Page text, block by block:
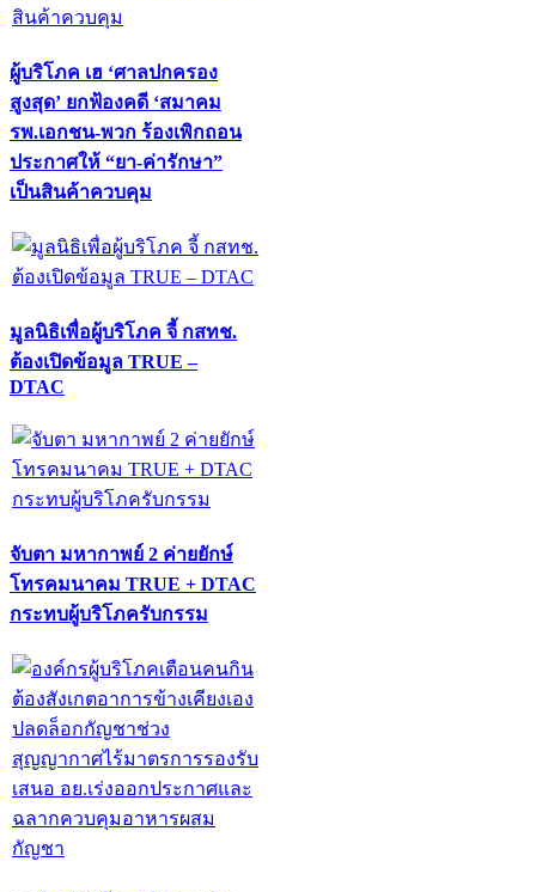
ผู้บริโภค เฮ ‘ศาลปกครอง
สูงสุด’ ยกฟ้องคดี ‘สมาคม
รพ.เอกชน-พวก ร้องเพิกถอน
ประกาศให้ “ยา-ค่ารักษา”
เป็นสินค้าควบคุม
มูลนิธิเพื่อผู้บริโภค จี้ กสทช.
ต้องเปิดข้อมูล TRUE –
DTAC
จับตา มหากาพย์ 2 ค่ายยักษ์
โทรคมนาคม TRUE + DTAC
กระทบผู้บริโภครับกรรม